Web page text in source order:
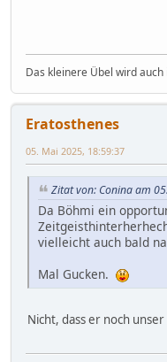
Das kleinere Übel wird
Eratosthenes
05. Mai 2025, 18:59:37
Zitat von: Conina am
Da Böhmi ein
vielleicht auch bald
Mal Gucken.
Nicht, dass er noch